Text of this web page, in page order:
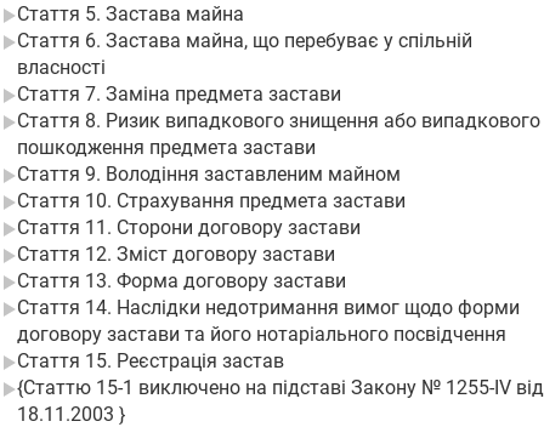
Стаття 5. Застава майна
Стаття 6. Застава майна, що перебуває у спільній
власності
Стаття 7. Заміна предмета застави
Стаття 8. Ризик випадкового знищення або випадкового
пошкодження предмета застави
Стаття 9. Володіння заставленим майном
Стаття 10. Страхування предмета застави
Стаття 11. Сторони договору застави
Стаття 12. Зміст договору застави
Стаття 13. Форма договору застави
Стаття 14. Наслідки недотримання вимог щодо форми
договору застави та його нотаріального посвідчення
Стаття 15. Реєстрація застав
{Статтю 15-1 виключено на підставі Закону № 1255-IV від
18.11.2003 }